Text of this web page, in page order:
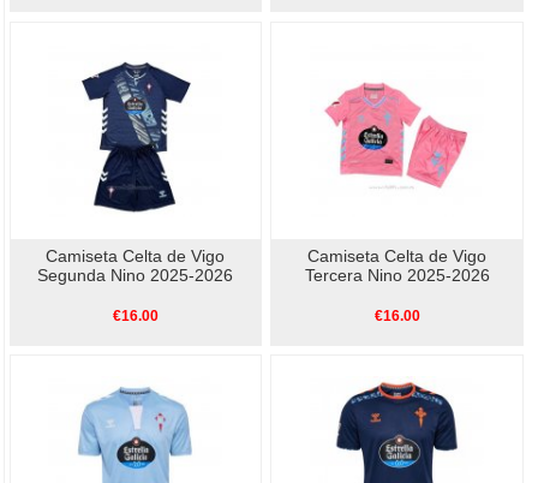
Camiseta Celta de Vigo
Segunda Nino 2025-2026
€16.00
Camiseta Celta de Vigo
Tercera Nino 2025-2026
€16.00